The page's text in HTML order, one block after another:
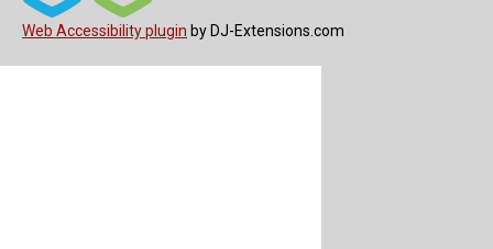
Web Accessibility plugin by DJ-Extensions.com